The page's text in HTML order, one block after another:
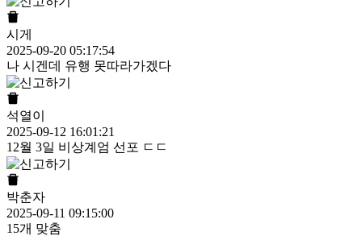
시게
2025-09-20 05:17:54
나 시겐데 유행 못따라가겠다
석열이
2025-09-12 16:01:21
12월 3일 비상계엄 선포 ㄷㄷ
박춘자
2025-09-11 09:15:00
15개 맞춤